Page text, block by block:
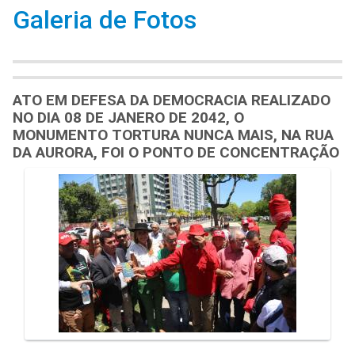
Galeria de Fotos
ATO EM DEFESA DA DEMOCRACIA REALIZADO
NO DIA 08 DE JANERO DE 2042, O
MONUMENTO TORTURA NUNCA MAIS, NA RUA
DA AURORA, FOI O PONTO DE CONCENTRAÇÃO
Galeria de Mídias